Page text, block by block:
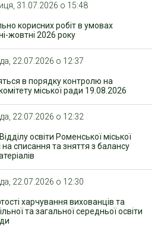
31.07.2026 о 15:48
корисних робіт в умовах
жовтні 2026 року
22.07.2026 о 12:37
в порядку контролю на
міської ради 19.08.2026
22.07.2026 о 12:32
освіти Роменської міської
списання та зняття з балансу
22.07.2026 о 12:30
харчування вихованців та
та загальної середньої освіти